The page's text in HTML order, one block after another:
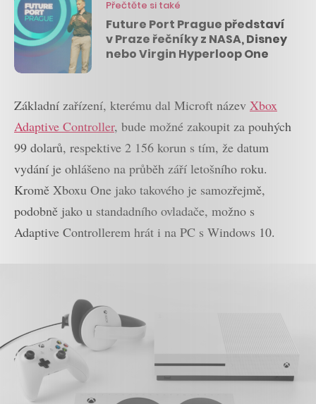
Přečtěte si také
Future Port Prague představí
v Praze řečníky z NASA, Disney
nebo Virgin Hyperloop One
Základní zařízení, kterému dal Microft název Xbox
Adaptive Controller, bude možné zakoupit za pouhých
99 dolarů, respektive 2 156 korun s tím, že datum
vydání je ohlášeno na průběh září letošního roku.
Kromě Xboxu One jako takového je samozřejmě,
podobně jako u standadního ovladače, možno s
Adaptive Controllerem hrát i na PC s Windows 10.